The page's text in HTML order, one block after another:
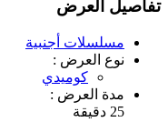
تفاصيل العرض
مسلسلات أجنبية
نوع العرض :
كوميدي
مدة العرض :
25 دقيقة